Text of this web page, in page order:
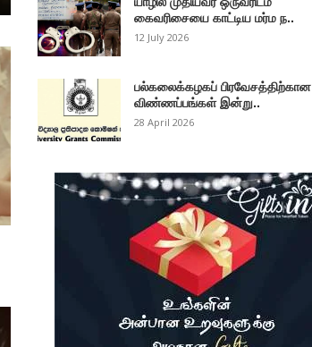
கைவரிசையை காட்டிய மர்ம ந..
12 July 2026
பல்கலைக்கழகப் பிரவேசத்திற்கான
விண்ணப்பங்கள் இன்று..
28 April 2026